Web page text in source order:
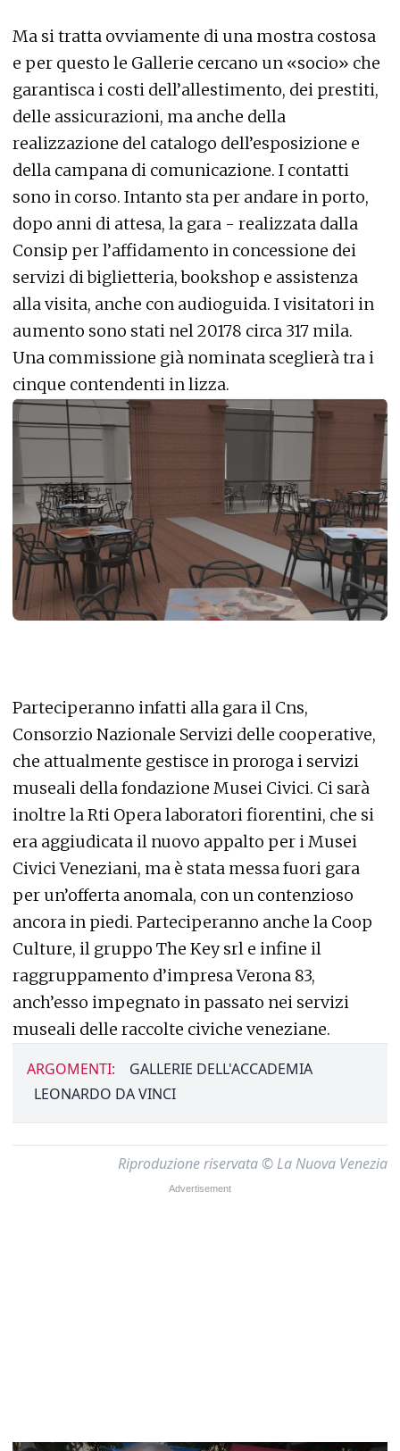
Ma si tratta ovviamente di una mostra costosa
e per questo le Gallerie cercano un «socio» che
garantisca i costi dell’allestimento, dei prestiti,
delle assicurazioni, ma anche della
realizzazione del catalogo dell’esposizione e
della campana di comunicazione. I contatti
sono in corso. Intanto sta per andare in porto,
dopo anni di attesa, la gara - realizzata dalla
Consip per l’affidamento in concessione dei
servizi di biglietteria, bookshop e assistenza
alla visita, anche con audioguida. I visitatori in
aumento sono stati nel 20178 circa 317 mila.
Una commissione già nominata sceglierà tra i
cinque contendenti in lizza.
Parteciperanno infatti alla gara il Cns,
Consorzio Nazionale Servizi delle cooperative,
che attualmente gestisce in proroga i servizi
museali della fondazione Musei Civici. Ci sarà
inoltre la Rti Opera laboratori fiorentini, che si
era aggiudicata il nuovo appalto per i Musei
Civici Veneziani, ma è stata messa fuori gara
per un’offerta anomala, con un contenzioso
ancora in piedi. Parteciperanno anche la Coop
Culture, il gruppo The Key srl e infine il
raggruppamento d’impresa Verona 83,
anch’esso impegnato in passato nei servizi
museali delle raccolte civiche veneziane.
ARGOMENTI:
GALLERIE DELL'ACCADEMIA
LEONARDO DA VINCI
Riproduzione riservata © La Nuova Venezia